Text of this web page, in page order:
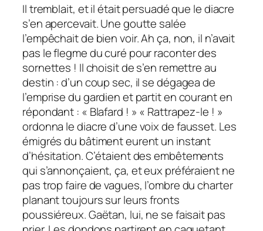
Il tremblait, et il était persuadé que le diacre
s’en apercevait. Une goutte salée
l’empêchait de bien voir. Ah ça, non, il n’avait
pas le flegme du curé pour raconter des
sornettes ! Il choisit de s’en remettre au
destin : d’un coup sec, il se dégagea de
l’emprise du gardien et partit en courant en
répondant : « Blafard ! » « Rattrapez-le ! »
ordonna le diacre d’une voix de fausset. Les
émigrés du bâtiment eurent un instant
d’hésitation. C’étaient des embêtements
qui s’annonçaient, ça, et eux préféraient ne
pas trop faire de vagues, l’ombre du charter
planant toujours sur leurs fronts
poussiéreux. Gaëtan, lui, ne se faisait pas